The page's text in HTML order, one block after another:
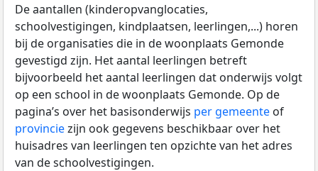
De aantallen (kinderopvanglocaties,
schoolvestigingen, kindplaatsen, leerlingen,...) horen
bij de organisaties die in de woonplaats Gemonde
gevestigd zijn. Het aantal leerlingen betreft
bijvoorbeeld het aantal leerlingen dat onderwijs volgt
op een school in de woonplaats Gemonde. Op de
pagina’s over het basisonderwijs per gemeente of
provinciezijn ook gegevens beschikbaar over het
huisadres van leerlingen ten opzichte van het adres
van de schoolvestigingen.